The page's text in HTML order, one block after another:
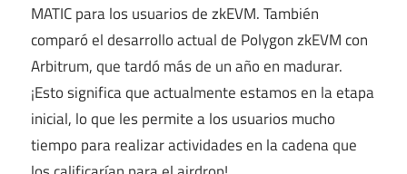
MATIC para los usuarios de zkEVM. También
comparó el desarrollo actual de Polygon zkEVM con
Arbitrum, que tardó más de un año en madurar.
¡Esto significa que actualmente estamos en la etapa
inicial, lo que les permite a los usuarios mucho
tiempo para realizar actividades en la cadena que